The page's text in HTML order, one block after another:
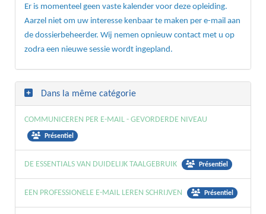
Er is momenteel geen vaste kalender voor deze opleiding.
Aarzel niet om uw interesse kenbaar te maken per e-mail aan
de dossierbeheerder. Wij nemen opnieuw contact met u op
zodra een nieuwe sessie wordt ingepland.
Dans la même catégorie
COMMUNICEREN PER E-MAIL - GEVORDERDE NIVEAU
Présentiel
DE ESSENTIALS VAN DUIDELIJK TAALGEBRUIK Présentiel
EEN PROFESSIONELE E-MAIL LEREN SCHRIJVEN Présentiel